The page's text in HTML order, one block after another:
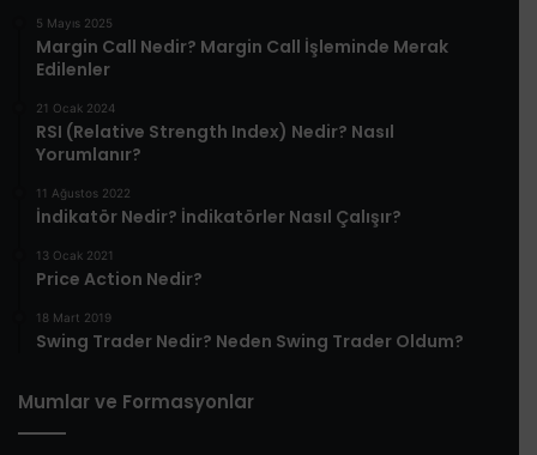
5 Mayıs 2025
​Margin Call Nedir? Margin Call İşleminde Merak
Edilenler​
21 Ocak 2024
RSI (Relative Strength Index) Nedir? Nasıl
Yorumlanır?
11 Ağustos 2022
İndikatör Nedir? İndikatörler Nasıl Çalışır?
13 Ocak 2021
Price Action Nedir?
18 Mart 2019
Swing Trader Nedir? Neden Swing Trader Oldum?
Mumlar ve Formasyonlar